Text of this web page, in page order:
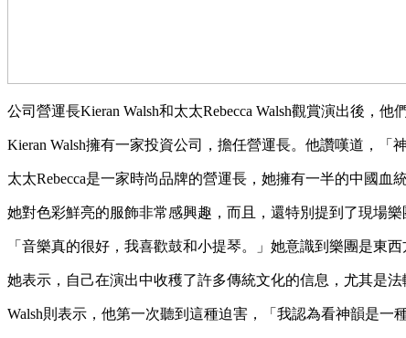
公司營運長Kieran Walsh和太太Rebecca Walsh觀賞演出後，
Kieran Walsh擁有一家投資公司，擔任營運長。他讚嘆道，「
太太Rebecca是一家時尚品牌的營運長，她擁有一半的中國
她對色彩鮮亮的服飾非常感興趣，而且，還特別提到了現場樂
「音樂真的很好，我喜歡鼓和小提琴。」她意識到樂團是東
她表示，自己在演出中收穫了許多傳統文化的信息，尤其是
Walsh則表示，他第一次聽到這種迫害，「我認為看神韻是一